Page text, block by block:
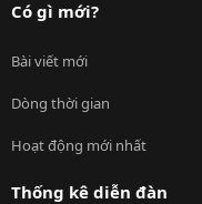
Có gì mới?
Bài viết mới
Dòng thời gian
Hoạt động mới nhất
Thống kê diễn đàn